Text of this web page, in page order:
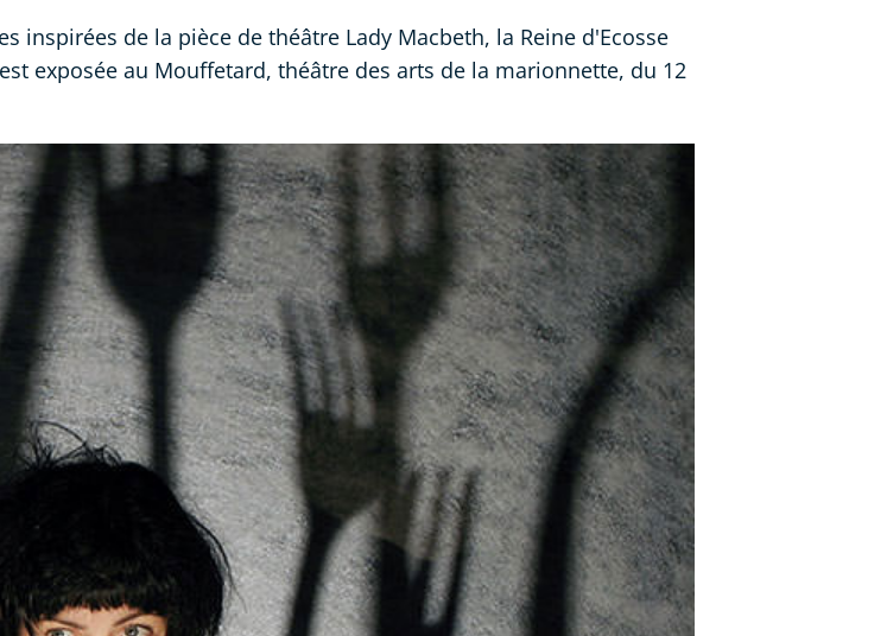
inspirées de la pièce de théâtre Lady Macbeth, la Reine d'Ecosse
exposée au Mouffetard, théâtre des arts de la marionnette, du 12